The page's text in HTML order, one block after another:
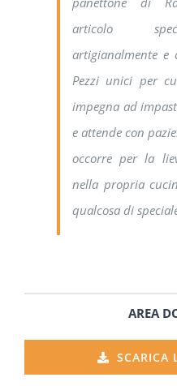
articolo
artigianalmente e
Pezzi unici per
impegna ad
e attende con
occorre per la
nella propria
qualcosa di
AREA
SCARICA